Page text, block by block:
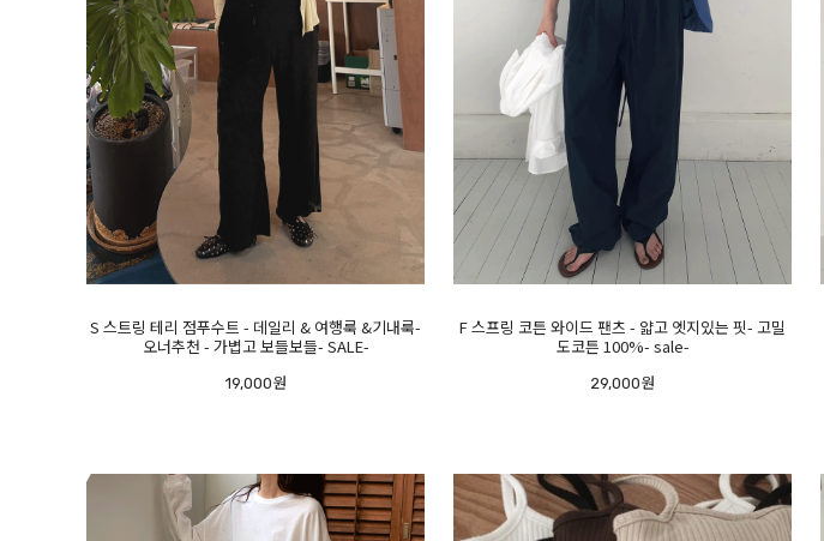
S 스트링 테리 점푸수트 - 데일리 & 여행룩 &기내룩-
오너추천 - 가볍고 보들보들- SALE-
19,000원
F 스프링 코튼 와이드 팬츠 - 얇고 엣지있는 핏- 고밀
도코튼 100%- sale-
29,000원